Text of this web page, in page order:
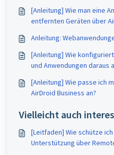
[Anleitung] Wie man eine
entfernten Geräten über
Anleitung:
[Anleitung] Wie
und Anwendungen daraus
[Anleitung] Wie passe ich
AirDroid Business an?
Vielleicht auch
[Leitfaden] Wie schütze
Unterstützung über